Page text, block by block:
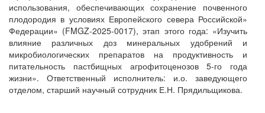
использования, обеспечивающих сохранение почвенного
плодородия в условиях Европейского севера Российской»
Федерации» (FMGZ-2025-0017), этап этого года: «Изучить
влияние различных доз минеральных удобрений и
микробиологических препаратов на продуктивность и
питательность пастбищных агрофитоценозов 5-го года
жизни». Ответственный исполнитель: и.о. заведующего
отделом, старший научный сотрудник Е.Н. Прядильщикова.